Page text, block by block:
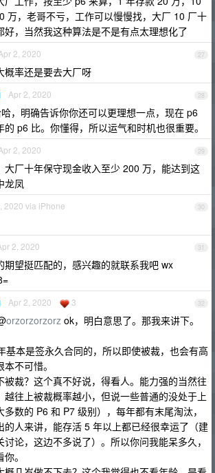
万，老哥不亏，工作可以慢慢找，大厂 10 厂十
好，当然我这种算法是不是有点太理想化了
27
2, 2020
概率还是要去大厂呀
28
Apr 2, 2020
，明确告诉你你还可以更理想一点，现在 p6
p6 比。你懂得，所以运气和时机也很重要。
29
2, 2020
大厂十年保守现金收入至少 200 万，能达到这
龙凤
30
2020 via iPhone
31
2, 2020
期望挺匹配的，感兴趣的就联系我吧 wx
32
Apr 2, 2020 3
orzorzorzorz ok，明白意思了。那我来讲下。
基本是签永久合同的，所以即使被裁，也会有高
不可惜。
被裁？这个真不好说，得看人。能力强的当然往
越往上被裁概率越小，但说一些普通的没处于上
数的 P6 和 P7 级别），每年都有末尾淘汰，
的人来讲，能存活 5 年以上都已经很幸运了（建
论，这边不多说了）。所以你问我能呆多久，
。